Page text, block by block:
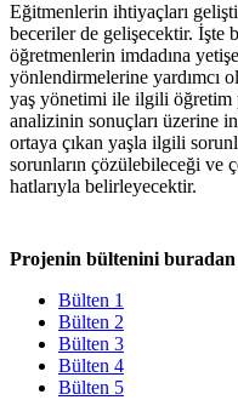
Eğitmenlerin ihtiyaçları
beceriler de gelişecektir. İşte
öğretmenlerin imdadına
yönlendirmelerine yardımcı
yaş yönetimi ile ilgili öğretim
analizinin sonuçları üzerine
ortaya çıkan yaşla ilgili
sorunların çözülebileceği ve
hatlarıyla belirleyecektir.
Projenin bültenini
Bülten 1
Bülten 2
Bülten 3
Bülten 4
Bülten 5